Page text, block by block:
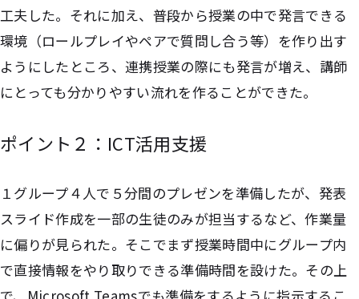
工夫した。それに加え、普段から授業の中で発言できる
環境（ロールプレイやペアで質問し合う等）を作り出す
ようにしたところ、連携授業の際にも発言が増え、講師
にとっても分かりやすい流れを作ることができた。
ポイント２：ICT活用支援
１グループ４人で５分間のプレゼンを準備したが、発表
スライド作成を一部の生徒のみが担当するなど、作業量
に偏りが見られた。そこでまず授業時間中にグループ内
で直接情報をやり取りできる準備時間を設けた。その上